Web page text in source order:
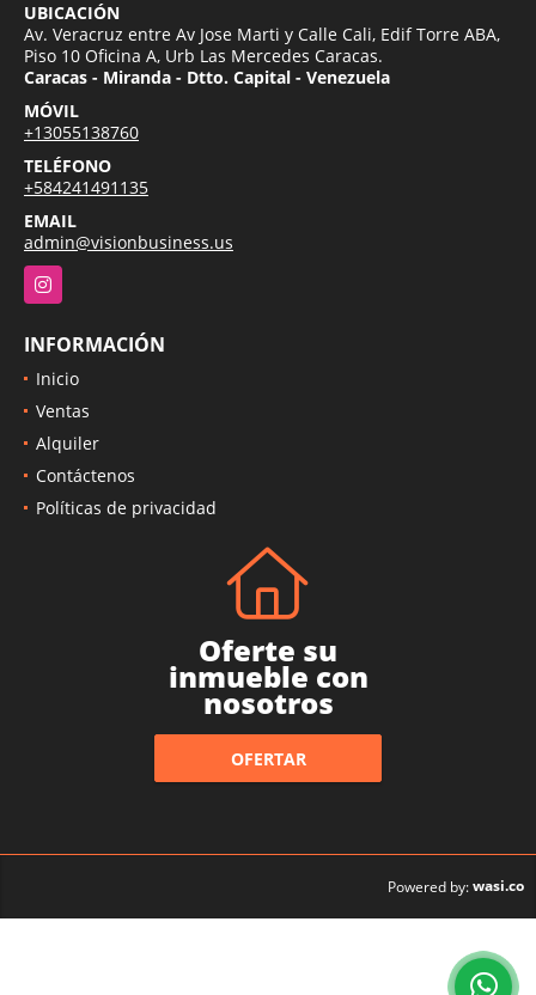
UBICACIÓN
Av. Veracruz entre Av Jose Marti y Calle Cali, Edif Torre ABA,
Piso 10 Oficina A, Urb Las Mercedes Caracas.
Caracas - Miranda - Dtto. Capital - Venezuela
MÓVIL
+13055138760
TELÉFONO
+584241491135
EMAIL
admin@visionbusiness.us
Instagram
INFORMACIÓN
Inicio
Ventas
Alquiler
Contáctenos
Políticas de privacidad
Oferte su
inmueble con
nosotros
OFERTAR
Powered by:wasi.co